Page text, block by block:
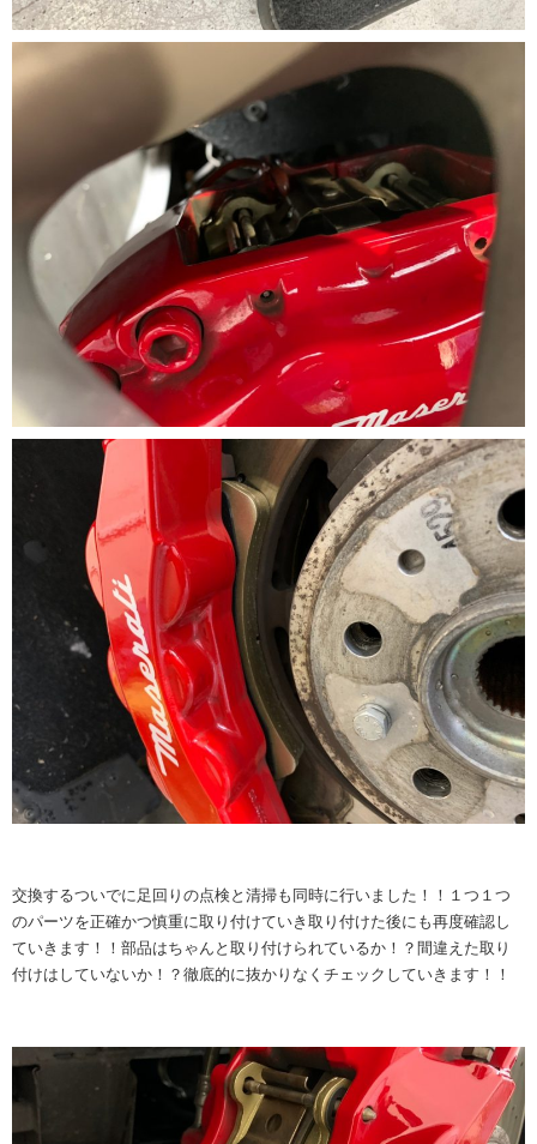
交換するついでに足回りの点検と清掃も同時に行いました！！１つ１つ
のパーツを正確かつ慎重に取り付けていき取り付けた後にも再度確認し
ていきます！！部品はちゃんと取り付けられているか！？間違えた取り
付けはしていないか！？徹底的に抜かりなくチェックしていきます！！